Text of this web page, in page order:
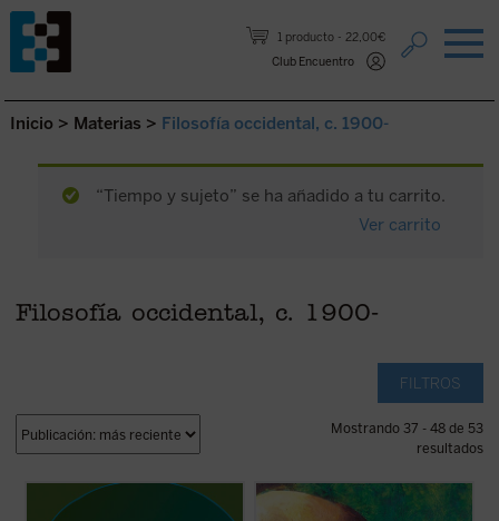
1 producto
22,00€
Club Encuentro
Saltar al contenido.
Inicio > Materias > Filosofía occidental, c. 1900-
“Tiempo y sujeto” se ha añadido a tu carrito.
Ver carrito
Filosofía occidental, c. 1900-
FILTROS
Mostrando 37 - 48 de 53
resultados
Prólogo de Juan Velarde
Este libro, nacido de las conferencias con
que García Morente preparó la venida de